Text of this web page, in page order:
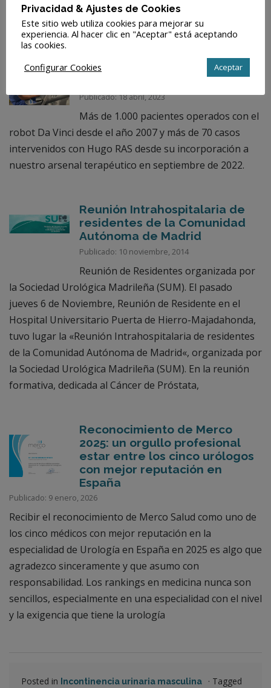
Covid-19.
robóticas realizadas con Hugo
Publicado: 18 abril, 2023
Más de 1.000 pacientes operados con el
robot Da Vinci desde el año 2007 y más de 70 casos
intervenidos con Hugo RAS desde su incorporación a
nuestro arsenal terapéutico en septiembre de 2022.
Reunión Intrahospitalaria de
residentes de la Comunidad
Autónoma de Madrid
Publicado: 10 noviembre, 2014
Reunión de Residentes organizada por
la Sociedad Urológica Madrileña (SUM). El pasado
jueves 6 de Noviembre, Reunión de Residente en el
Hospital Universitario Puerta de Hierro-Majadahonda,
tuvo lugar la «Reunión Intrahospitalaria de residentes
de la Comunidad Autónoma de Madrid«, organizada por
la Sociedad Urológica Madrileña (SUM). En la reunión
formativa, dedicada al Cáncer de Próstata,
Reconocimiento de Merco
2025: un orgullo profesional
estar entre los cinco urólogos
con mejor reputación en
España
Publicado: 9 enero, 2026
Recibir el reconocimiento de Merco Salud como uno de
los cinco médicos con mejor reputación en la
especialidad de Urología en España en 2025 es algo que
agradezco sinceramente y que asumo con
responsabilidad. Los rankings en medicina nunca son
sencillos, especialmente en una especialidad con el nivel
y la exigencia que tiene la urología
Posted in Incontinencia urinaria masculina · Tagged
Privacidad & Ajustes de Cookies
Este sitio web utiliza cookies para mejorar su
experiencia. Al hacer clic en "Aceptar" está aceptando
las cookies.
Configurar Cookies
Aceptar